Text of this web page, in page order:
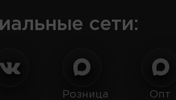
сети:
Розница Опт